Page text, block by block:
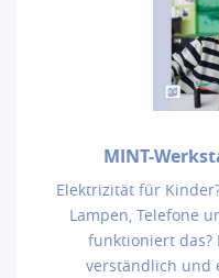
MINT-
Elektrizität für
Lampen, Telefone
funktioniert das?
verständlich und